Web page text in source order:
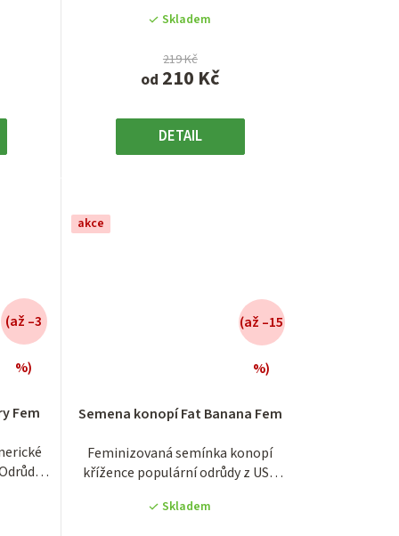
Skladem
od 210 Kč
219 Kč
DETAIL
hvězdiček.
Fem
(až –3
%)
akce
Semena konopí Fat Banana Fem
Feminizovaná semínka konopí
křížence populární odrůdy z USA
Skladem
(až –15
%)
produktu
3,6
z
hvězdiček.